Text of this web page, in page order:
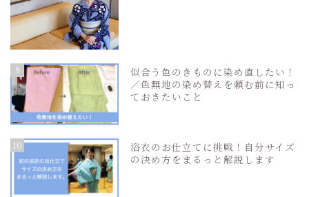
9
似合う色のきものに染め直したい！
／色無地の染め替えを頼む前に知っ
ておきたいこと
10
浴衣のお仕立てに挑戦！自分サイズ
の決め方をまるっと解説します